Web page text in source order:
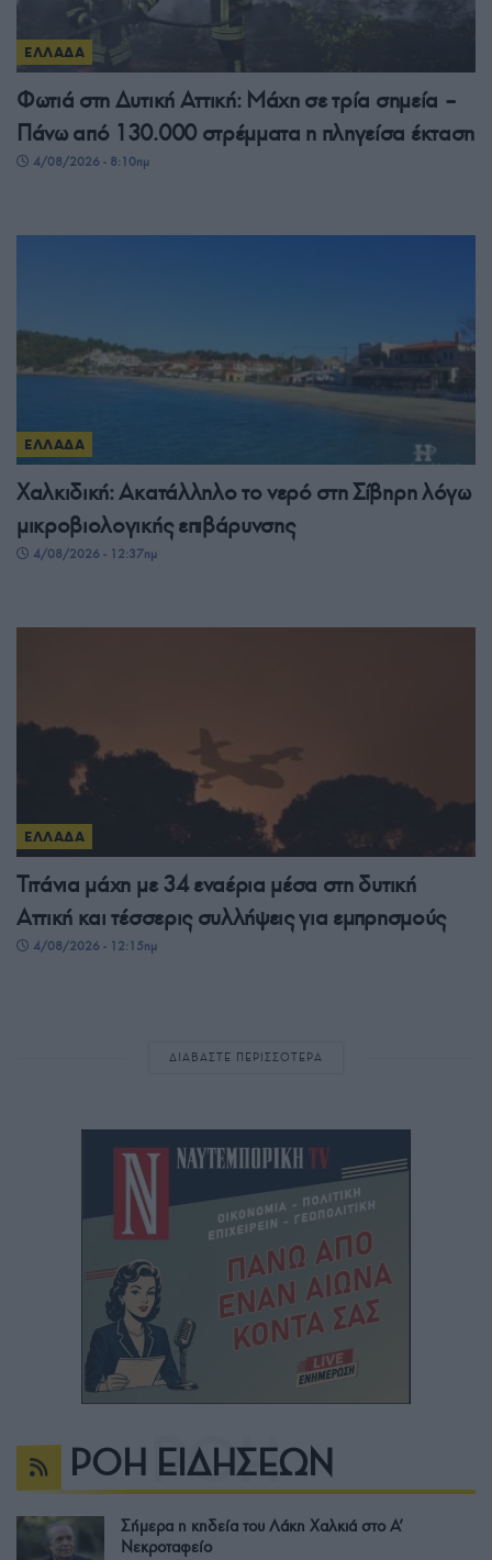
ΕΛΛΑΔΑ
Φωτιά στη Δυτική Αττική: Μάχη σε τρία σημεία –
Πάνω από 130.000 στρέμματα η πληγείσα έκταση
4/08/2026 - 8:10πμ
ΕΛΛΑΔΑ
Χαλκιδική: Ακατάλληλο το νερό στη Σίβηρη λόγω
μικροβιολογικής επιβάρυνσης
4/08/2026 - 12:37πμ
ΕΛΛΑΔΑ
Τιτάνια μάχη με 34 εναέρια μέσα στη δυτική
Αττική και τέσσερις συλλήψεις για εμπρησμούς
4/08/2026 - 12:15πμ
ΔΙΑΒΑΣΤΕ ΠΕΡΙΣΣΟΤΕΡΑ
ΡΟΗ ΕΙΔΗΣΕΩΝ
Σήμερα η κηδεία του Λάκη Χαλκιά στο Α’
Νεκροταφείο